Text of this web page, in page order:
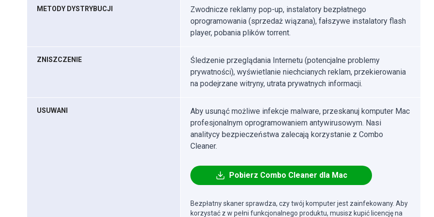
METODY DYSTRYBUCJI
Zwodnicze reklamy pop-up, instalatory bezpłatnego
oprogramowania (sprzedaż wiązana), fałszywe instalatory flash
player, pobania plików torrent.
ZNISZCZENIE
Śledzenie przeglądania Internetu (potencjalne problemy
prywatności), wyświetlanie niechcianych reklam, przekierowania
na podejrzane witryny, utrata prywatnych informacji.
USUWANI
Aby usunąć możliwe infekcje malware, przeskanuj komputer Mac
profesjonalnym oprogramowaniem antywirusowym. Nasi
analitycy bezpieczeństwa zalecają korzystanie z Combo
Cleaner.
Pobierz Combo Cleaner dla Mac
Bezpłatny skaner sprawdza, czy twój komputer jest zainfekowany. Aby
korzystać z w pełni funkcjonalnego produktu, musisz kupić licencję na